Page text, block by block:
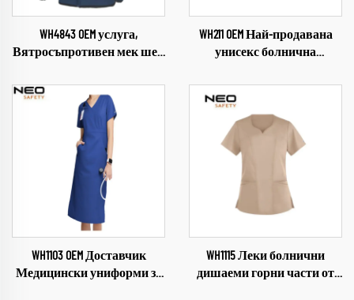
WH4843 OEM услуга,
Вятросъпротивен мек шел
Облекло за къмпинг и
походи, Меко яке за мъже,
яке с отмываем капюшон
WH211 OEM Най-продавана
унисекс болнична
полиестер, бяла,
многократно използваема,
докторска униформа, смес
от полиестер и памук, бяла
докторска престилка
WH1103 OEM Доставчик
Медицински униформи за
WH1115 Леки болнични
дишаеми горни части от